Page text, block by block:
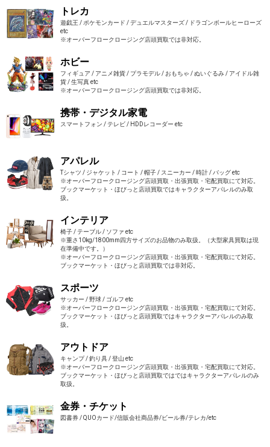
トレカ
遊戯王 / ポケモンカード / デュエルマスターズ / ドラゴンボールヒーローズ
etc
※オーバーフロークロージング店頭買取では非対応。
ホビー
フィギュア / アニメ雑貨 / プラモデル / おもちゃ / ぬいぐるみ / アイドル雑
貨 / 生写真 etc
※オーバーフロークロージング店頭買取では非対応。
携帯・デジタル家電
スマートフォン / テレビ / HDDレコーダー etc
アパレル
Tシャツ / ジャケット / コート / 帽子 / スニーカー / 時計 / バッグ etc
※オーバーフロークロージング店頭買取・出張買取・宅配買取にて対応。
ブックマーケット・ほびっと店頭買取ではキャラクターアパレルのみ取
扱。
インテリア
椅子 / テーブル / ソファ etc
※重さ10kg/1800mm四方サイズのお品物のみ取扱。（大型家具買取は現
在準備中です。）
※オーバーフロークロージング店頭買取・出張買取・宅配買取にて対応。
ブックマーケット・ほびっと店頭買取では非対応。
スポーツ
サッカー / 野球 / ゴルフ etc
※オーバーフロークロージング店頭買取・出張買取・宅配買取にて対応。
ブックマーケット・ほびっと店頭買取ではキャラクターアパレルのみ取
扱。
アウトドア
キャンプ / 釣り具 / 登山 etc
※オーバーフロークロージング店頭買取・出張買取・宅配買取にて対応。
ブックマーケット・ほびっと店頭買取ではではキャラクターアパレルのみ
取扱。
金券・チケット
図書券 / QUOカード/信販会社商品券/ビール券/テレカ/etc